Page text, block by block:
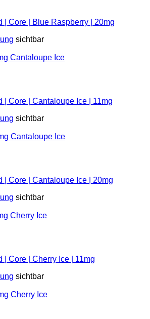
| Core | Blue Raspberry | 20mg
sichtbar
| Core | Cantaloupe Ice | 11mg
sichtbar
| Core | Cantaloupe Ice | 20mg
sichtbar
| Core | Cherry Ice | 11mg
sichtbar